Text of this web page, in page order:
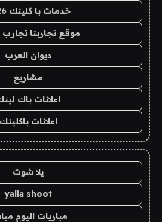
خدمات با كلينك 2026
موقع تجاربنا تجارب
ديوان العرب
مشاريع
اعلانات باك
اعلانات باكلينك
يلا شوت
yalla shoot
مباريات اليوم